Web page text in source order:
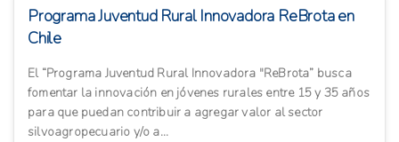
Programa Juventud Rural Innovadora ReBrota en
Chile
El “Programa Juventud Rural Innovadora "ReBrota” busca
fomentar la innovación en jóvenes rurales entre 15 y 35 años
para que puedan contribuir a agregar valor al sector
silvoagropecuario y/o a...